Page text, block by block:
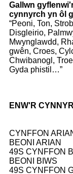
Gallwn
cynnyrch yn ôl
“Peoni, Ton,
Disgleirio,
Mwynglawdd,
gwên, Croes,
Chwibanogl,
Gyda phistil…”
ENW'R
CYNFFON
BEONI ARIAN
49S CYNFFON
BEONI BIWS
49S CYNFFON